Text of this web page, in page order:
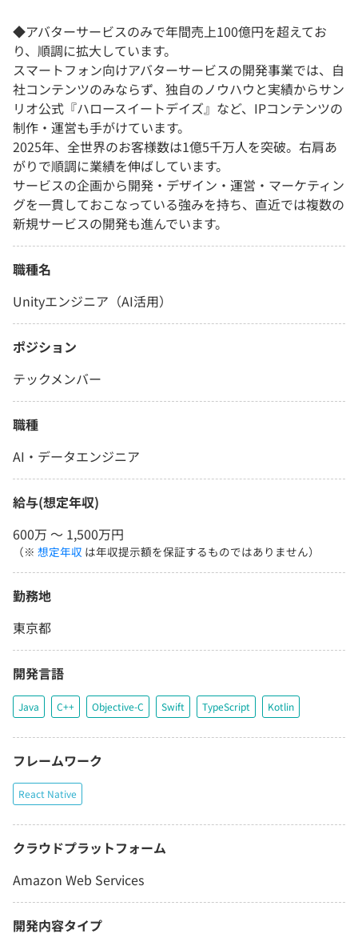
◆アバターサービスのみで年間売上100億円を超えてお
り、順調に拡大しています。
スマートフォン向けアバターサービスの開発事業では、自
社コンテンツのみならず、独自のノウハウと実績からサン
リオ公式『ハロースイートデイズ』など、IPコンテンツの
制作・運営も手がけています。
2025年、全世界のお客様数は1億5千万人を突破。右肩あ
がりで順調に業績を伸ばしています。
サービスの企画から開発・デザイン・運営・マーケティン
グを一貫しておこなっている強みを持ち、直近では複数の
新規サービスの開発も進んでいます。
職種名
Unityエンジニア（AI活用）
ポジション
テックメンバー
職種
AI・データエンジニア
給与(想定年収)
600万 〜 1,500万円
（※ 想定年収 は年収提示額を保証するものではありません）
勤務地
東京都
開発言語
Java C++ Objective-C Swift TypeScript Kotlin
フレームワーク
React Native
クラウドプラットフォーム
Amazon Web Services
開発内容タイプ